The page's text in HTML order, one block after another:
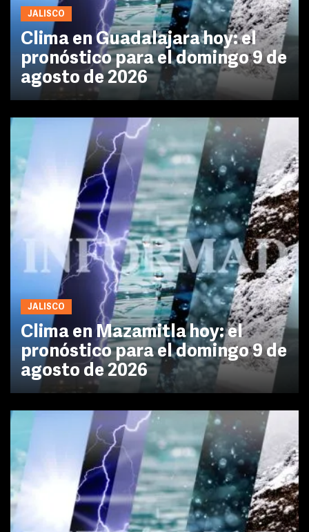
JALISCO
Clima en Guadalajara hoy: el
pronóstico para el domingo 9 de
agosto de 2026
JALISCO
Clima en Mazamitla hoy: el
pronóstico para el domingo 9 de
agosto de 2026